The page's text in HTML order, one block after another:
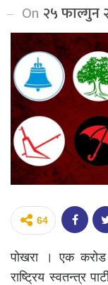
On २५ फाल्गुन
64
पोखरा । एक
राष्ट्रिय स्वतन्त्र